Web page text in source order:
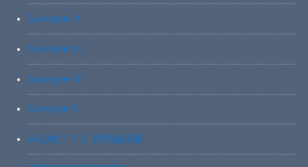
Surveyor-Ⅱ
Surveyor-Ⅲ
Surveyor-Ⅳ
Surveyor-X
AI点検ソフト 赤外線診断